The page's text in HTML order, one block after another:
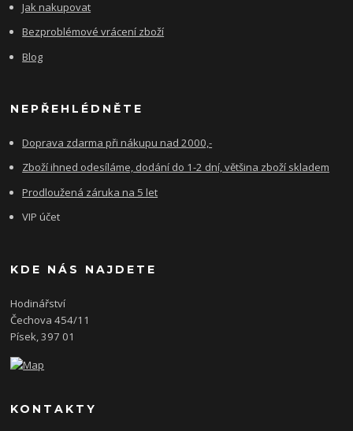
Jak nakupovat
Bezproblémové vrácení zboží
Blog
NEPŘEHLÉDNĚTE
Doprava zdarma při nákupu nad 2000,-
Zboží ihned odesíláme, dodání do 1-2 dní, většina zboží skladem
Prodloužená záruka na 5 let
VIP účet
KDE NÁS NAJDETE
Hodinářství
Čechova 454/11
Písek, 397 01
KONTAKTY